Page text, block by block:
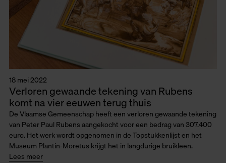
18 mei 2022
Verloren gewaande tekening van Rubens
komt na vier eeuwen terug thuis
De Vlaamse Gemeenschap heeft een verloren gewaande tekening
van Peter Paul Rubens aangekocht voor een bedrag van 307.400
euro. Het werk wordt opgenomen in de Topstukkenlijst en het
Museum Plantin-Moretus krijgt het in langdurige bruikleen.
Lees meer